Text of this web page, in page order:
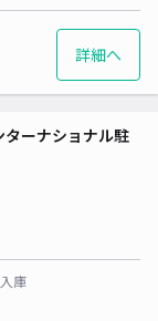
詳細へ
ーナショナル駐
庫